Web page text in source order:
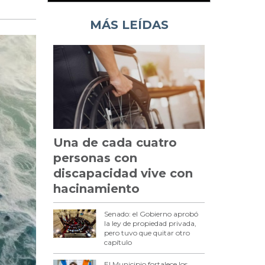
MÁS LEÍDAS
Una de cada cuatro
personas con
discapacidad vive con
hacinamiento
Senado: el Gobierno aprobó
la ley de propiedad privada,
pero tuvo que quitar otro
capítulo